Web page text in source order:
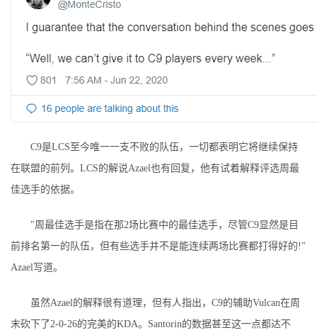
C9是LCS至今唯一一支不败的队伍，一切都表明它将继续保持
在联盟的前列。LCS的解说Azael也有回复，他有试着解释评选周最
佳选手的依据。
"周最佳选手是指在那2场比赛中的最佳选手，尽管C9显然是目
前排名第一的队伍，但有些选手并不是能连续两场比赛都打得好的!"
Azael写道。
虽然Azael的解释很有道理，但有人指出，C9的辅助Vulcan在周
末砍下了2-0-26的完美的KDA。Santorin的数据甚至这一点都达不